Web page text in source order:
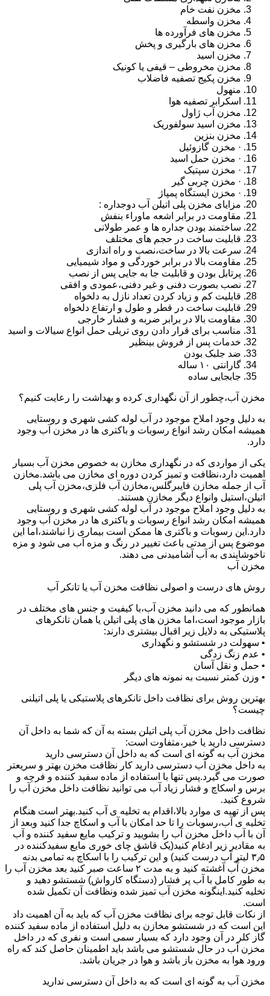
مخزن نفت خام
مخزن واسطه
مخزن های فرآورده ها
مخزن های بارگیری و پخش
مخزن اسید
مخزن مخروطی – قیفی یا کونیک
مخزن پکیج تصفیه فاضلاب
منهول
اسکرابر تصفیه هوا
مخزن آب ژاول
مخزن اسید سولفوریک
مخزن بنزین
· مخزن گازوئیل
· مخزن حمل اسید
· مخزن سپتیک
· مخزن چربی گیر
· مخزن ایستگاه پمپاژ
مزایای مخزن پلی اتیلن آب دوجداره :
مقاومت در برابر اشعه ماوراء بنفش
ساختمند بودن جداره ها و عمر طولانی
قابلیت ساخت در حجم های مختلف
سرعت بالا در ساخت،نصب و راه اندازی
مقاومت بالا در برابر خوردگی و مواد شیمیایی
پرتابل بودن و قابلیت جا به جایی پس از نصب
نصب بصورت دفنی و غیر دفنی،عمودی و افقی
قابلیت کم و زیاد کردن تعداد نازل به دلخواه
قابلیت ساخت در قطر و طول و ارتفاع دلخواه
مقاومت بالا در برابر ضربه و فشار خارجی
مناسب برای قرار دادن روی تریلی حمل انواع سیالات و اسید
خدمات پس از فروش بینظیر
ضد جلبک بودن
گارانتی ۱۰ ساله
جابجایی ساده
مخزن آب،چطور از آن نگهداری کرده و بهداشت را رعایت کنیم؟
به دلیل وجود املاح موجود در آب لوله کشی شهری و روستایی
همیشه امکان رشد انواع رسوبات و باکتری ها در مخزن آب وجود
دارد.
یکی از مواردی که در نگهداری مخازن به خصوص مخزن آب بسیار
اهمیت دارد،نظافت و تمیز کردن دوره ای مخازن می باشد.مخازن
آب از جمله مخازن فایبرگلس،مخازن آب فلزی،مخزن آب پلی
اتیلن،استیل وانواع دیگر مخازن هستند.
به دلیل وجود املاح موجود در آب لوله کشی شهری و روستایی
همیشه امکان رشد انواع رسوبات و باکتری ها در مخزن آب وجود
دارد.این رسوبات و باکتری ها ممکن است بیماری زا نباشند،اما این
موضوع پس از مدتی باعث تغییر در رنگ و مزه آب می شود و مزه
ناخوشایندی به آب آشامیدنی می دهند.
مخزن آب
روش های درست و اصولی نظافت مخزن آب یا تانکر آب
همانطور که می دانید مخزن آب،با کیفیت و جنس های مختلف در
بازار موجود است،اما مخزن های پلی اتیلن یا همان تانکرهای
پلاستیکی به دلایل زیر اقبال بیشتری دارند:
• سهولت در شستشو و نگهداری
• عدم زنگ زدگی
• حمل و نقل آسان
• وزن کمتر نسبت به نمونه های دیگر
بهترین روش برای نظافت داخل تانکرهای پلاستیکی یا پلی اتیلنی
چیست؟
نظافت داخل مخزن آب پلی اتیلن بسته به آن که شما به داخل آن
دسترسی دارید یا خیر،متفاوت است:
مخزن آب به گونه ای است که به داخل آن دسترسی دارید
به داخل مخزن آب دسترسی دارید کار نظافت مخزن بهتر و سریعتر
صورت می گیرد.پس تنها با استفاده از ماده سفید کننده و فرچه و
برس و اسکاچ و فشار زیاد آب می توانید نظافت داخل مخزن آب را
شروع کنید.
پس از تهیه ی موارد بالا،اقدام به تخلیه ی آب کنید.بهتر است هنگام
تخلیه ی آب،رسوبات را تا حد امکان با آب و اسکاچ جدا کنید وبعد از
آن با آب داخل مخزن آب را بشویید و ترکیب مایع سفید کننده و آب
به مقادیر زیر ادغام کنید(یک قاشق چای خوری مایع سفیدکننده در
۳٫۵ لیتر آب درست کنید) و این ترکیب را با اسکاچ به تمامی بدنه
مخزن آّب آغشته کنید و به مدت ۲ ساعت صبر کنید بعد مخزن آب را
به طور کامل با آب پر فشار (دستگاه کارواش) شستشو دهید و
تخلیه کنید.اینگونه مخزن آب تمیز شده ونظافت آن تکمیل شده
است.
از نکات قابل توجه برای نظافت مخزن آب که باید به آن اهمیت داد
این است که در شستشو مخازن به دلیل استفاده از ماده سفید کننده
گاز کلر در آن وجود دارد که بسیار سمی است و نفری که در داخل
مخزن آب در حال شستشو می باشد باید اطمینان حاصل کند که راه
ورود هوا به مخزن باز باشد و هوا در جریان باشد.
مخزن آب به گونه ای است که به داخل آن دسترسی ندارید